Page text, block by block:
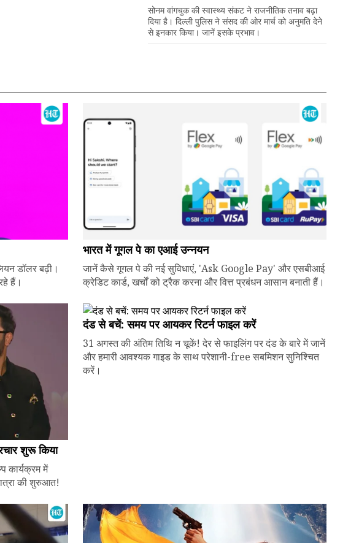
सोनम वांगचुक की स्वास्थ्य संकट ने राजनीतिक तनाव बढ़ा
दिया है। दिल्ली पुलिस ने संसद की ओर मार्च को अनुमति देने
से इनकार किया। जानें इसके प्रभाव।
डॉलर बढ़ी।
हैं।
भारत में गूगल पे का एआई उन्नयन
जानें कैसे गूगल पे की नई सुविधाएं, 'Ask Google Pay' और एसबीआई
क्रेडिट कार्ड, खर्चों को ट्रैक करना और वित्त प्रबंधन आसान बनाती हैं।
शुरू किया
कार्यक्रम में
की शुरुआत!
दंड से बचें: समय पर आयकर रिटर्न फाइल करें
31 अगस्त की अंतिम तिथि न चूकें! देर से फाइलिंग पर दंड के बारे में जानें
और हमारी आवश्यक गाइड के साथ परेशानी-free सबमिशन सुनिश्चित
करें।